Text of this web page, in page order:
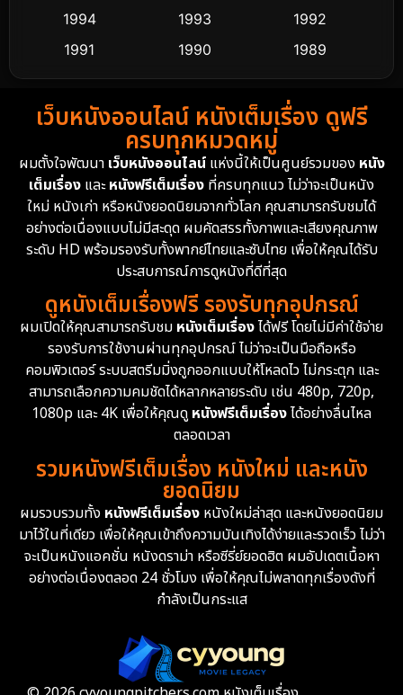
Dance เต้น
Detective สืบสวน
Detective สืบสวน
Disney+ 4
Documentary สารคดี 93
Drama ดราม่า
Dystopian 16
Emotional 61
Epic มหากาพย์ 213
Family ครอบครัว 359
Fantasy จินตนาการ 319
Fiction 9
1994
1993
1992
1991
1990
1989
1988
1986
1985
1983
1982
1981
1974
1962
เว็บหนังออนไลน์ หนังเต็มเรื่อง ดูฟรี
ครบทุกหมวดหมู่
ผมตั้งใจพัฒนา เว็บหนังออนไลน์แห่งนี้ให้เป็นศูนย์รวมของ หนัง
เต็มเรื่อง และหนังฟรีเต็มเรื่อง ที่ครบทุกแนว ไม่ว่าจะเป็นหนัง
ใหม่ หนังเก่า หรือหนังยอดนิยมจากทั่วโลก คุณสามารถรับชมได้
อย่างต่อเนื่องแบบไม่มีสะดุด ผมคัดสรรทั้งภาพและเสียงคุณภาพ
ระดับ HD พร้อมรองรับทั้งพากย์ไทยและซับไทย เพื่อให้คุณได้รับ
ประสบการณ์การดูหนังที่ดีที่สุด
ดูหนังเต็มเรื่องฟรี รองรับทุกอุปกรณ์
ผมเปิดให้คุณสามารถรับชม หนังเต็มเรื่องได้ฟรี โดยไม่มีค่าใช้จ่าย
รองรับการใช้งานผ่านทุกอุปกรณ์ ไม่ว่าจะเป็นมือถือหรือ
คอมพิวเตอร์ ระบบสตรีมมิ่งถูกออกแบบให้โหลดไว ไม่กระตุก และ
สามารถเลือกความคมชัดได้หลากหลายระดับ เช่น 480p, 720p,
1080p และ 4K เพื่อให้คุณดูหนังฟรีเต็มเรื่องได้อย่างลื่นไหล
ตลอดเวลา
รวมหนังฟรีเต็มเรื่อง หนังใหม่ และหนัง
ยอดนิยม
ผมรวบรวมทั้ง หนังฟรีเต็มเรื่อง หนังใหม่ล่าสุด และหนังยอดนิยม
มาไว้ในที่เดียว เพื่อให้คุณเข้าถึงความบันเทิงได้ง่ายและรวดเร็ว ไม่ว่า
จะเป็นหนังแอคชั่น หนังดราม่า หรือซีรี่ย์ยอดฮิต ผมอัปเดตเนื้อหา
อย่างต่อเนื่องตลอด 24 ชั่วโมง เพื่อให้คุณไม่พลาดทุกเรื่องดังที่
กำลังเป็นกระแส